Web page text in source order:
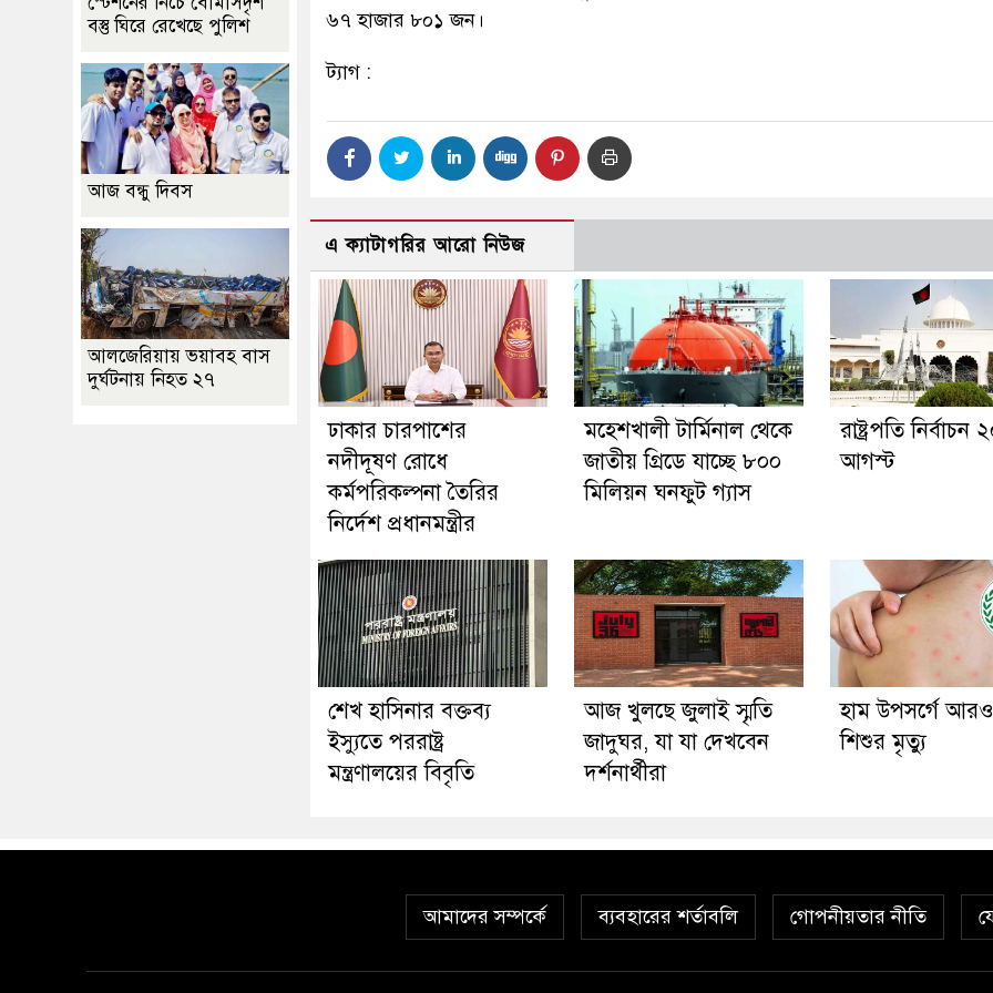
৬৭ হাজার ৮০১ জন।
ট্যাগ :
এ ক্যাটাগরির আরো নিউজ
ঢাকার চারপাশের
নদীদূষণ রোধে
কর্মপরিকল্পনা তৈরির
নির্দেশ প্রধানমন্ত্রীর
মহেশখালী টার্মিনাল থেকে
জাতীয় গ্রিডে যাচ্ছে ৮০০
মিলিয়ন ঘনফুট গ্যাস
রাষ্ট্রপতি নির্বাচন
আগস্ট
শেখ হাসিনার বক্তব্য
ইস্যুতে পররাষ্ট্র
মন্ত্রণালয়ের বিবৃতি
আজ খুলছে জুলাই স্মৃতি
জাদুঘর, যা যা দেখবেন
দর্শনার্থীরা
হাম উপসর্গে
শিশুর মৃত্যু
বস্তু ঘিরে রেখেছে পুলিশ
আজ বন্ধু দিবস
আলজেরিয়ায় ভয়াবহ বাস
দুর্ঘটনায় নিহত ২৭
আমাদের সম্পর্কে ব্যবহারের শর্তাবলি গোপনীয়তার নীতি